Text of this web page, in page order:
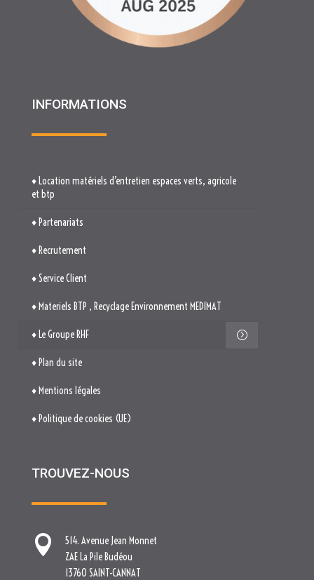
INFORMATIONS
♦ Location matériels d’entretien espaces verts, agricole
et btp
♦ Partenariats
♦ Recrutement
♦ Service Client
♦ Materiels BTP , Recyclage Environnement MEDIMAT
♦ Le Groupe RHF
♦ Plan du site
♦ Mentions légales
♦ Politique de cookies (UE)
TROUVEZ-NOUS

514. Avenue Jean Monnet
ZAE La Pile Budéou
13760 SAINT-CANNAT